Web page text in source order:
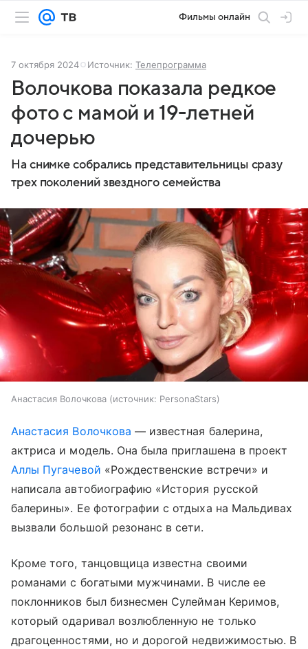
Фильмы онлайн
7 октября 2024 Источник: Телепрограмма
Волочкова показала редкое
фото с мамой и 19-летней
дочерью
На снимке собрались представительницы сразу
трех поколений звездного семейства
Анастасия Волочкова источник: PersonaStars
Анастасия Волочкова — известная балерина,
актриса и модель. Она была приглашена в проект
Аллы Пугачевой «Рождественские встречи» и
написала автобиографию «История русской
балерины». Ее фотографии с отдыха на Мальдивах
вызвали большой резонанс в сети.
Кроме того, танцовщица известна своими
романами с богатыми мужчинами. В числе ее
поклонников был бизнесмен Сулейман Керимов,
который одаривал возлюбленную не только
драгоценностями, но и дорогой недвижимостью. В